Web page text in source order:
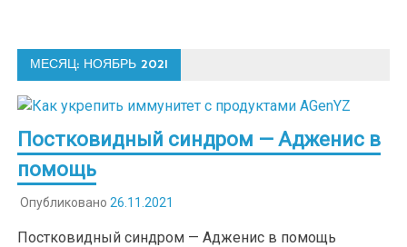
МЕСЯЦ: НОЯБРЬ 2021
Постковидный синдром — Адженис в
помощь
Опубликовано 26.11.2021
Постковидный синдром — Адженис в помощь